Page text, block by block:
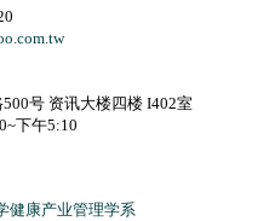
号 资讯大楼四楼 I402室
下午5:10
健康产业管理学系